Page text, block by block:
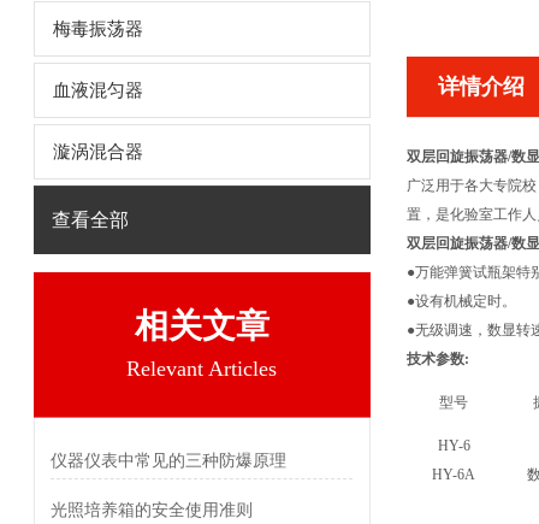
梅毒振荡器
血液混匀器
漩涡混合器
查看全部
相关文章
Relevant Articles
仪器仪表中常见的三种防爆原理
光照培养箱的安全使用准则
详情介绍
双层回旋振荡器/数
广泛用于各大专院
置，是化验室工作
双层回旋振荡器/数
●万能弹簧试瓶架特
●设有机械定时。
●无级调速，数显转
技术参数:
型号
HY-6
HY-6A